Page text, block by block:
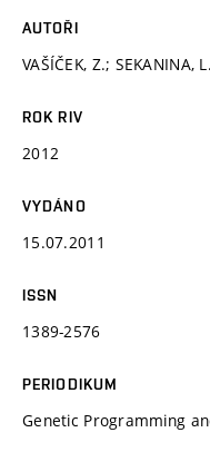
AUTOŘI
VAŠÍČEK, Z.; SEKANINA, L.
ROK RIV
2012
VYDÁNO
15.07.2011
ISSN
1389-2576
PERIODIKUM
Genetic Programming